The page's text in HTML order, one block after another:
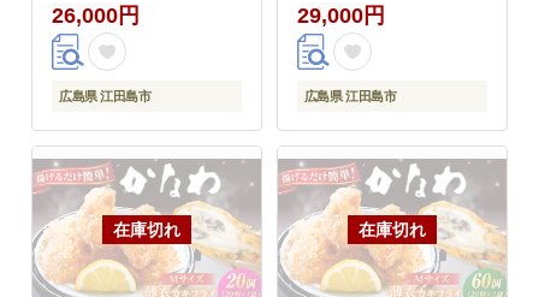
26,000円
広島県 江田島市
社かなわ [XBP013] 牡
蠣
29,000円
広島県 江田島市